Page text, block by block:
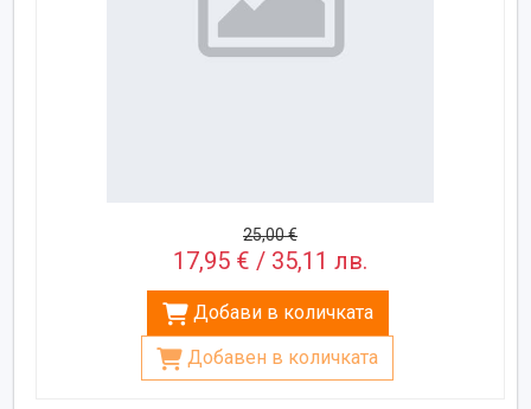
25,00 €
17,95 € / 35,11 лв.
Добави в количката
Добавен в количката